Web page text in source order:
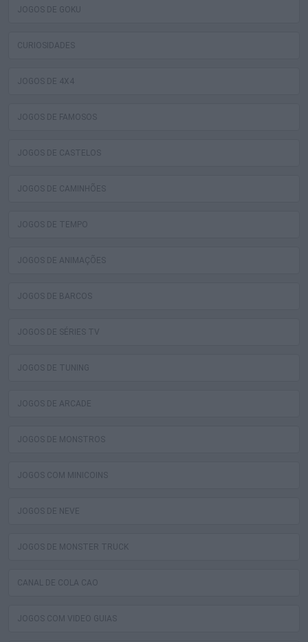
JOGOS DE GOKU
CURIOSIDADES
JOGOS DE 4X4
JOGOS DE FAMOSOS
JOGOS DE CASTELOS
JOGOS DE CAMINHÕES
JOGOS DE TEMPO
JOGOS DE ANIMAÇÕES
JOGOS DE BARCOS
JOGOS DE SÉRIES TV
JOGOS DE TUNING
JOGOS DE ARCADE
JOGOS DE MONSTROS
JOGOS COM MINICOINS
JOGOS DE NEVE
JOGOS DE MONSTER TRUCK
CANAL DE COLA CAO
JOGOS COM VIDEO GUIAS